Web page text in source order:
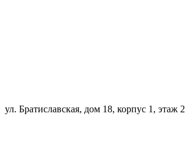
ул. Братиславская, дом 18, корпус 1, этаж 2